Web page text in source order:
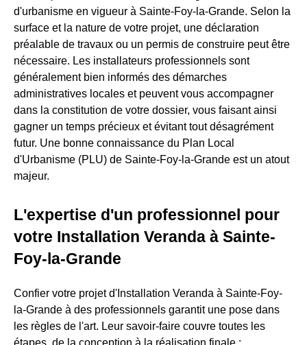
d'urbanisme en vigueur à Sainte-Foy-la-Grande. Selon la
surface et la nature de votre projet, une déclaration
préalable de travaux ou un permis de construire peut être
nécessaire. Les installateurs professionnels sont
généralement bien informés des démarches
administratives locales et peuvent vous accompagner
dans la constitution de votre dossier, vous faisant ainsi
gagner un temps précieux et évitant tout désagrément
futur. Une bonne connaissance du Plan Local
d'Urbanisme (PLU) de Sainte-Foy-la-Grande est un atout
majeur.
L'expertise d'un professionnel pour
votre Installation Veranda à Sainte-
Foy-la-Grande
Confier votre projet d'Installation Veranda à Sainte-Foy-
la-Grande à des professionnels garantit une pose dans
les règles de l'art. Leur savoir-faire couvre toutes les
étapes, de la conception à la réalisation finale :